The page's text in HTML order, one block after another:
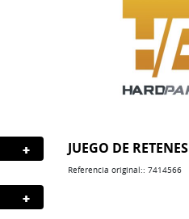
JUEGO DE RETENES
Referencia original:: 7414566